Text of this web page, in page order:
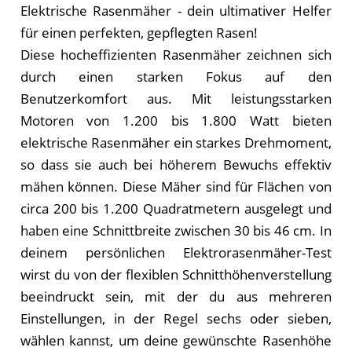
Elektrische Rasenmäher - dein ultimativer Helfer
für einen perfekten, gepflegten Rasen!
Diese hocheffizienten Rasenmäher zeichnen sich
durch einen starken Fokus auf den
Benutzerkomfort aus. Mit leistungsstarken
Motoren von 1.200 bis 1.800 Watt bieten
elektrische Rasenmäher ein starkes Drehmoment,
so dass sie auch bei höherem Bewuchs effektiv
mähen können. Diese Mäher sind für Flächen von
circa 200 bis 1.200 Quadratmetern ausgelegt und
haben eine Schnittbreite zwischen 30 bis 46 cm. In
deinem persönlichen Elektrorasenmäher-Test
wirst du von der flexiblen Schnitthöhenverstellung
beeindruckt sein, mit der du aus mehreren
Einstellungen, in der Regel sechs oder sieben,
wählen kannst, um deine gewünschte Rasenhöhe